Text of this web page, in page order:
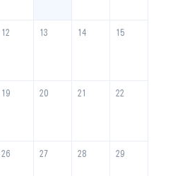
12 13 14 15
19 20 21 22
26 27 28 29